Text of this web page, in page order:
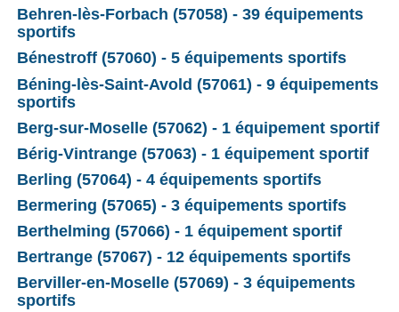
Behren-lès-Forbach (57058) - 39 équipements
sportifs
Bénestroff (57060) - 5 équipements sportifs
Béning-lès-Saint-Avold (57061) - 9 équipements
sportifs
Berg-sur-Moselle (57062) - 1 équipement sportif
Bérig-Vintrange (57063) - 1 équipement sportif
Berling (57064) - 4 équipements sportifs
Bermering (57065) - 3 équipements sportifs
Berthelming (57066) - 1 équipement sportif
Bertrange (57067) - 12 équipements sportifs
Berviller-en-Moselle (57069) - 3 équipements
sportifs